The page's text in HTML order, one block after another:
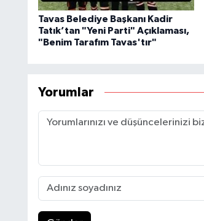
Tavas Belediye Başkanı Kadir
Tatık’tan "Yeni Parti" Açıklaması,
"Benim Tarafım Tavas'tır"
Yorumlar